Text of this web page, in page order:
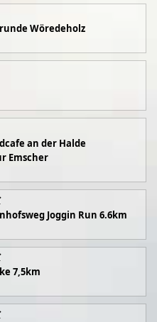
Wöredeholz
an der Halde
Emscher
Joggin Run 6.6km
7,5km